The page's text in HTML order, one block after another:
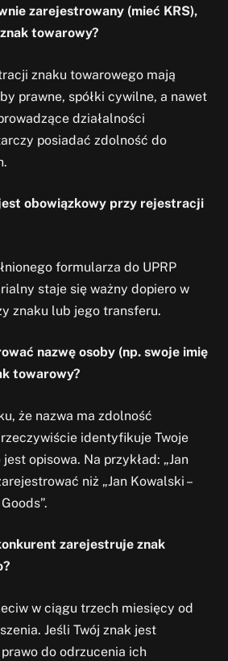
zarejestrowany (mieć KRS),
towarowy?
znaku towarowego mają
prawne, spółki cywilne, a nawet
działalności
posiadać zdolność do
obowiązkowy przy rejestracji
formularza do UPRP
staje się ważny dopiero w
znaku lub jego transferu.
nazwę osoby (np. swoje imię
towarowy?
że nazwa ma zdolność
identyfikuje Twoje
opisowa. Na przykład: „Jan
niż „Jan Kowalski –
zarejestruje znak
w ciągu trzech miesięcy od
Jeśli Twój znak jest
do odrzucenia ich